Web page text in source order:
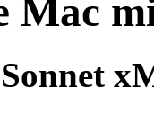
Mac
Sonnet